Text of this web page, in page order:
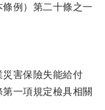
例）第二十條之一
害保險失能給付
一項規定檢具相關